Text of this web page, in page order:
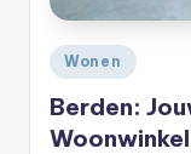
Geplaatst
in
Wonen
Berden: